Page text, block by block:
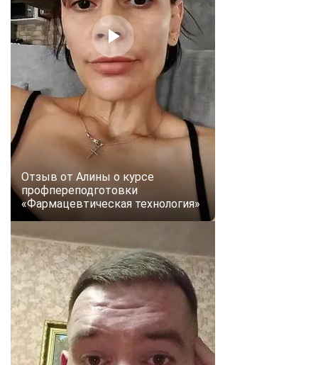
Отзыв от Алины о курсе
профпереподготовки
«Фармацевтическая технология»